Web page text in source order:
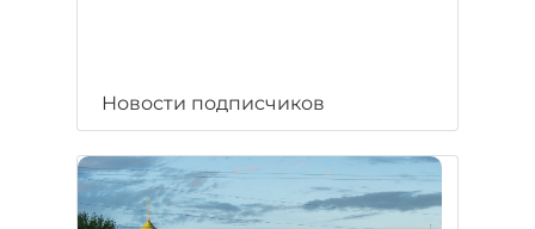
Новости подписчиков